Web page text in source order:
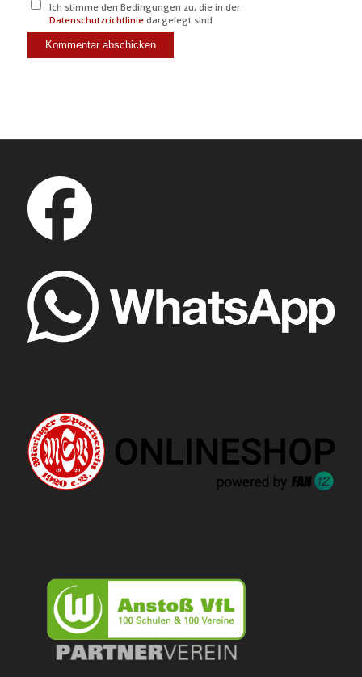
Ich stimme den Bedingungen zu, die in der
Datenschutzrichtlinie dargelegt sind